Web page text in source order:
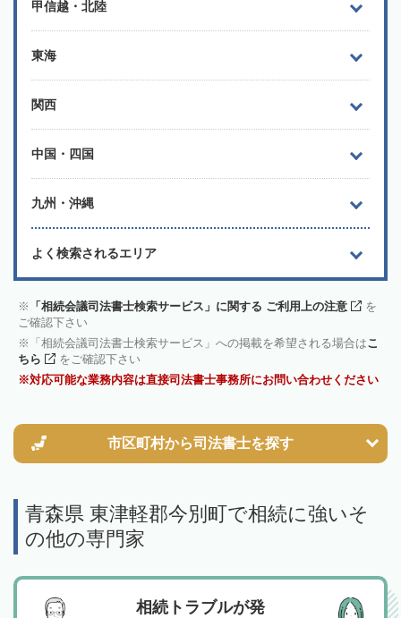
甲信越・北陸
東海
関西
中国・四国
九州・沖縄
よく検索されるエリア
「相続会議司法書士検索サービス」に関する ご利用上の注意
を
ご確認下さい
「相続会議司法書士検索サービス」への掲載を希望される場合はこ
ちら
をご確認下さい
対応可能な業務内容は直接司法書士事務所にお問い合わせください
市区町村から司法書士を探す
青森県 東津軽郡今別町で相続に強いそ
の他の専門家
相続トラブルが発